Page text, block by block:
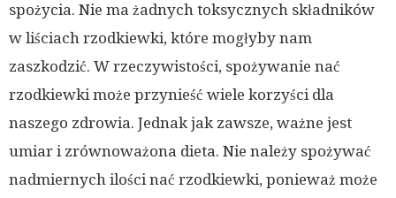
spożycia. Nie ma żadnych toksycznych składników
w liściach rzodkiewki, które mogłyby nam
zaszkodzić. W rzeczywistości, spożywanie nać
rzodkiewki może przynieść wiele korzyści dla
naszego zdrowia. Jednak jak zawsze, ważne jest
umiar i zrównoważona dieta. Nie należy spożywać
nadmiernych ilości nać rzodkiewki, ponieważ może